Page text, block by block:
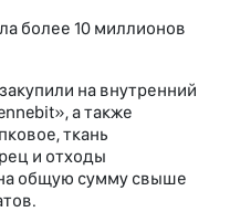
более 10 миллионов
на внутренний
а также
ткань
и отходы
общую сумму свыше